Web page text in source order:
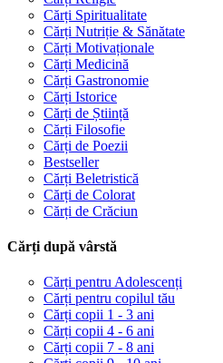
Cărți Spiritualitate
Cărți Nutriție & Sănătate
Cărți Motivaționale
Cărți Medicină
Cărți Gastronomie
Cărți Istorice
Cărți de Știință
Cărți Filosofie
Cărți de Poezii
Bestseller
Cărți Beletristică
Cărți de Colorat
Cărți de Crăciun
Cărți după vârstă
Cărți pentru Adolescenți
Cărți pentru copilul tău
Cărți copii 1 - 3 ani
Cărți copii 4 - 6 ani
Cărți copii 7 - 8 ani